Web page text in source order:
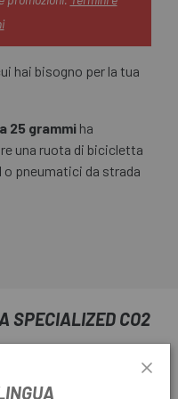
hai bisogno per la tua
25 grammi ha
una ruota di bicicletta
o pneumatici da strada
SPECIALIZED CO2